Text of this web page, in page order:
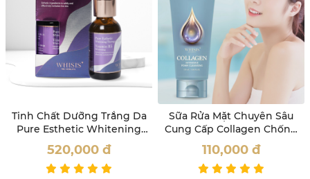
Tinh Chất Dưỡng Trắng Da
Pure Esthetic Whitening
Therapy Ampoule Whisis
520,000 đ
Sữa Rửa Mặt Chuyên Sâu
Cung Cấp Collagen Chống
Lão Hóa Da Whisis
110,000 đ